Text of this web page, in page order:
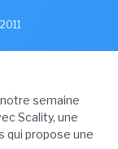
semaine
Scality, une
qui propose une